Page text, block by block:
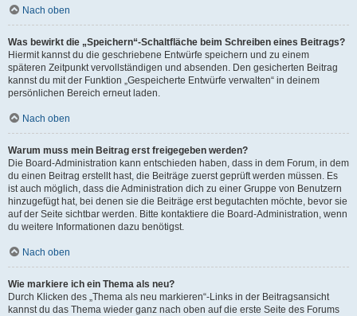
Nach oben
Was bewirkt die „Speichern“-Schaltfläche beim Schreiben eines Beitrags?
Hiermit kannst du die geschriebene Entwürfe speichern und zu einem
späteren Zeitpunkt vervollständigen und absenden. Den gesicherten Beitrag
kannst du mit der Funktion „Gespeicherte Entwürfe verwalten“ in deinem
persönlichen Bereich erneut laden.
Nach oben
Warum muss mein Beitrag erst freigegeben werden?
Die Board-Administration kann entschieden haben, dass in dem Forum, in dem
du einen Beitrag erstellt hast, die Beiträge zuerst geprüft werden müssen. Es
ist auch möglich, dass die Administration dich zu einer Gruppe von Benutzern
hinzugefügt hat, bei denen sie die Beiträge erst begutachten möchte, bevor sie
auf der Seite sichtbar werden. Bitte kontaktiere die Board-Administration, wenn
du weitere Informationen dazu benötigst.
Nach oben
Wie markiere ich ein Thema als neu?
Durch Klicken des „Thema als neu markieren“-Links in der Beitragsansicht
kannst du das Thema wieder ganz nach oben auf die erste Seite des Forums